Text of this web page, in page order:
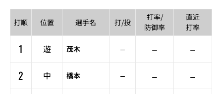
打順 位置 選手名 打/投
打率/
防御率
直近
打率
1 遊 茂木 – –
–
2
中 橋本 – –
–